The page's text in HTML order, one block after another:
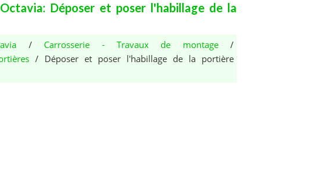
Déposer et poser l'habillage de la
/ Carrosserie - Travaux de montage/
/ Déposer et poser l'habillage de la portière